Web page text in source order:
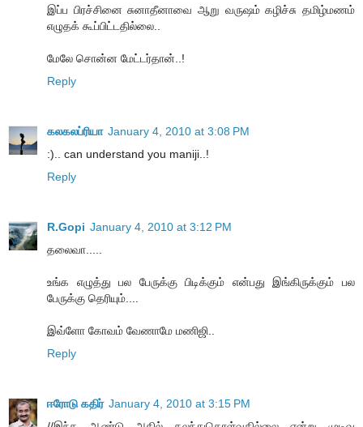
இப்ப பிரச்சினை சுனாதீனாவை ஆறு வருஷம் கழிச்சு தமிழ்மணம்
எழுதக் கூப்பிட்டதில்லை..
மேலே சொன்ன மேட்டர்தான்..!
Reply
கலகலப்ரியா January 4, 2010 at 3:08 PM
:).. can understand you maniji..!
Reply
R.Gopi January 4, 2010 at 3:12 PM
தலைவா.....
உங்க எழுத்து பல பேருக்கு பிடிக்கும் என்பது இங்கிருக்கும் பல
பேருக்கு தெரியும்....
இவ்ளோ கோவம் வேணாமே மணிஜி..
Reply
ஈரோடு கதிர் January 4, 2010 at 3:15 PM